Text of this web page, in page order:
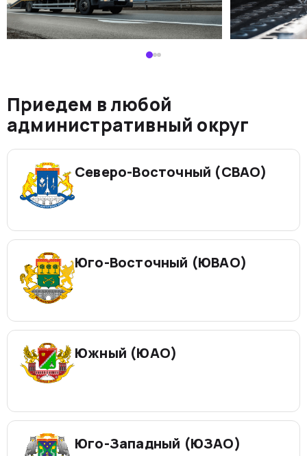
Приедем в любой
административный округ
Северо-Восточный (СВАО)
Юго-Восточный (ЮВАО)
Южный (ЮАО)
Юго-Западный (ЮЗАО)